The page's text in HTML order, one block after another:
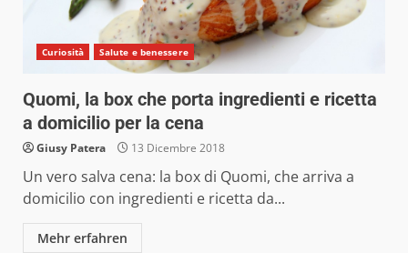
Curiosità Salute e benessere
Quomi, la box che porta ingredienti e ricetta
a domicilio per la cena
Giusy Patera 13 Dicembre 2018
Un vero salva cena: la box di Quomi, che arriva a
domicilio con ingredienti e ricetta da...
Mehr erfahren